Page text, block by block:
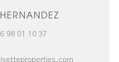
98 01 10 37